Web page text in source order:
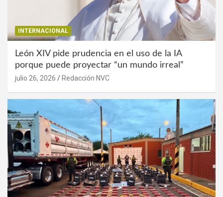
INTERNACIONAL
León XIV pide prudencia en el uso de la IA
porque puede proyectar “un mundo irreal”
julio 26, 2026 Redacción NVC